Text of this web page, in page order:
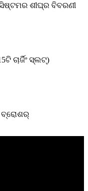
ସିଷ୍ଟମର ଶୀଘ୍ର ବିବରଣୀ
ଚାର୍ଜିଂ ସ୍ଲଟ୍)
ବ୍ରୋଶର୍